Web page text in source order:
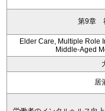
第9章
Elder Care, Multiple Role
Middle-Aged
居